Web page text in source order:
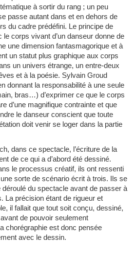
à sortir du rang ; un peu
passe autant dans et en dehors de
du cadre prédéfini. Le principe de
le corps vivant d’un danseur donne de
une dimension fantasmagorique et à
un statut plus graphique aux corps
un univers étrange, un entre-deux
et à la poésie. Sylvain Groud
donnant la responsabilité à une seule
bras…) d’exprimer ce que le corps
d’une magnifique contrainte et que
le danseur conscient que toute
doit venir se loger dans la partie
dans ce spectacle, l’écriture de la
de ce qui a d’abord été dessiné.
le processus créatif, ils ont ressenti
sorte de scénario écrit à trois. Ils se
déroulé du spectacle avant de passer à
La précision étant de rigueur et
il fallait que tout soit conçu, dessiné,
de pouvoir seulement
chorégraphie est donc pensée
avec le dessin.